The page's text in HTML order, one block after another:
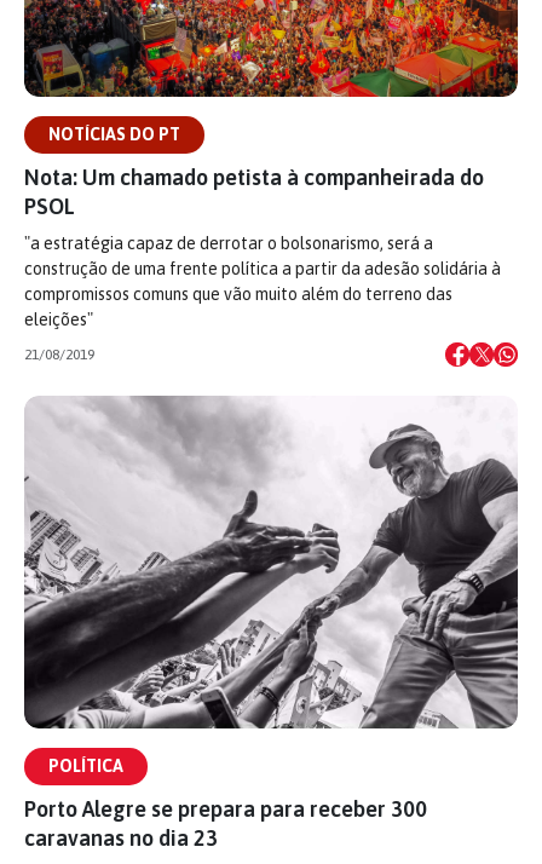
NOTÍCIAS DO PT
Nota: Um chamado petista à companheirada do
PSOL
"a estratégia capaz de derrotar o bolsonarismo, será a
construção de uma frente política a partir da adesão solidária à
compromissos comuns que vão muito além do terreno das
eleições"
21/08/2019
POLÍTICA
Porto Alegre se prepara para receber 300
caravanas no dia 23